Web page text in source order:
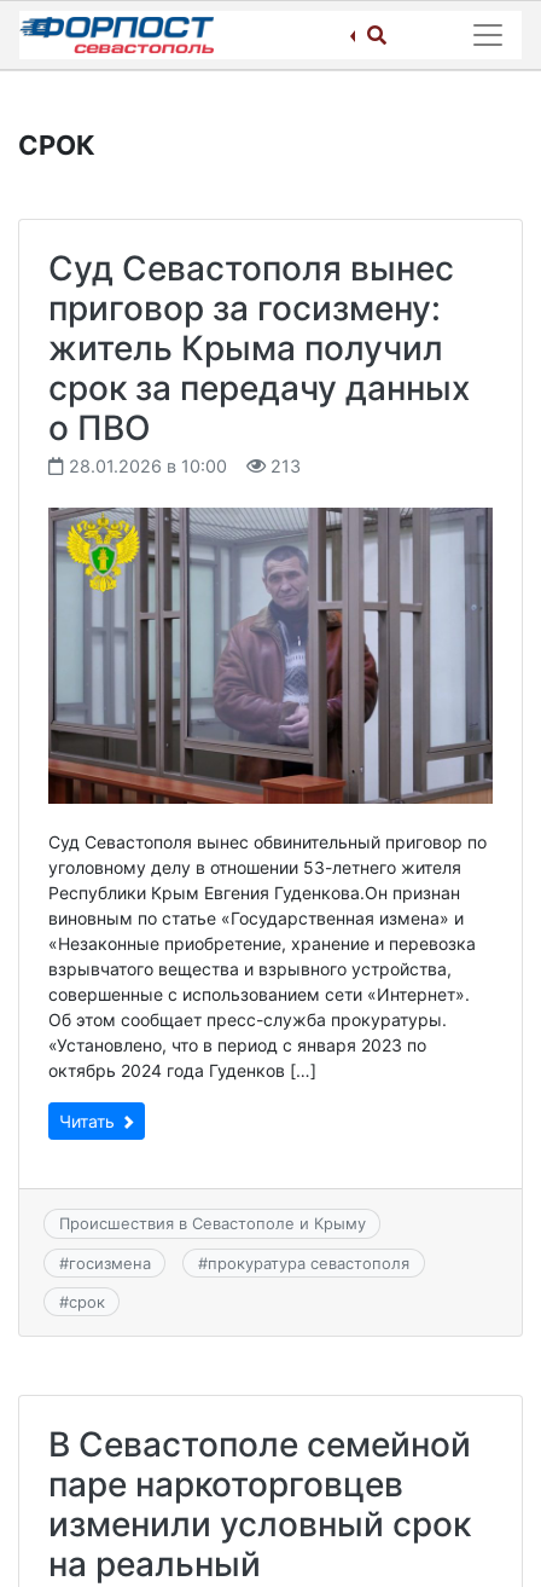
Skip
content
СРОК
Суд Севастополя вынес
приговор за госизмену:
житель Крыма получил
срок за передачу данных
о ПВО
28.01.2026 в 10:00 213
Суд Севастополя вынес обвинительный приговор по
уголовному делу в отношении 53-летнего жителя
Республики Крым Евгения Гуденкова.Он признан
виновным по статье «Государственная измена» и
«Незаконные приобретение, хранение и перевозка
взрывчатого вещества и взрывного устройства,
совершенные с использованием сети «Интернет».
Об этом сообщает пресс-служба прокуратуры.
«Установлено, что в период с января 2023 по
октябрь 2024 года Гуденков […]
Читать
Происшествия в Севастополе и Крыму
#госизмена #прокуратура севастополя
#срок
В Севастополе семейной
паре наркоторговцев
изменили условный срок
на реальный